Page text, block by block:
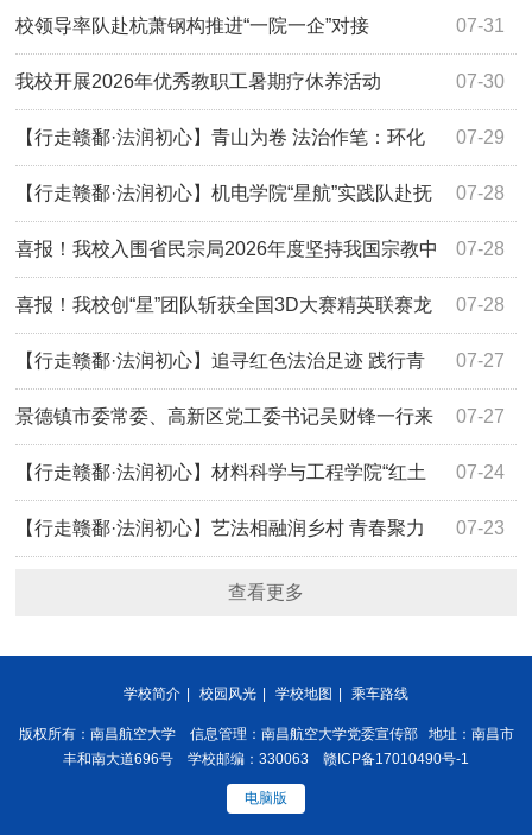
红土源：航空服务与音乐学院开展暑期大思政实践活动07-31
校领导率队赴杭萧钢构推进“一院一企”对接
07-30
我校开展2026年优秀教职工暑期疗休养活动
07-29
【行走赣鄱·法润初心】青山为卷 法治作笔：环化
学院学子赴资溪县开展法治社会实践活动，赋能乡村绿色振
兴
07-28
【行走赣鄱·法润初心】机电学院“星航”实践队赴抚
州市开展暑期大思政实践活动 07-28
喜报！我校入围省民宗局2026年度坚持我国宗教中
国化方向理论与实践研究项目2项 07-28
喜报！我校创“星”团队斩获全国3D大赛精英联赛龙
鼎大奖 07-27
【行走赣鄱·法润初心】追寻红色法治足迹 践行青
年知行使命：航空宇航学院“翔云筑梦”实践队开展暑期大思
政实践活动
07-27
景德镇市委常委、高新区党工委书记吴财锋一行来
校交流座谈 07-24
【行走赣鄱·法润初心】材料科学与工程学院“红土
法源·蓝天逐梦”实践团赴瑞金开展暑期大思政实践活动07-23
【行走赣鄱·法润初心】艺法相融润乡村 青春聚力
践知行：艺术与设计学院“艺法・生花”实践团开展暑期大思
查看更多
学校简介 校园风光 学校地图 乘车路线
版权所有：南昌航空大学 信息管理：南昌航空大学党委宣传部 地址：南昌市
丰和南大道696号 学校邮编：330063 赣ICP备17010490号-1
电脑版